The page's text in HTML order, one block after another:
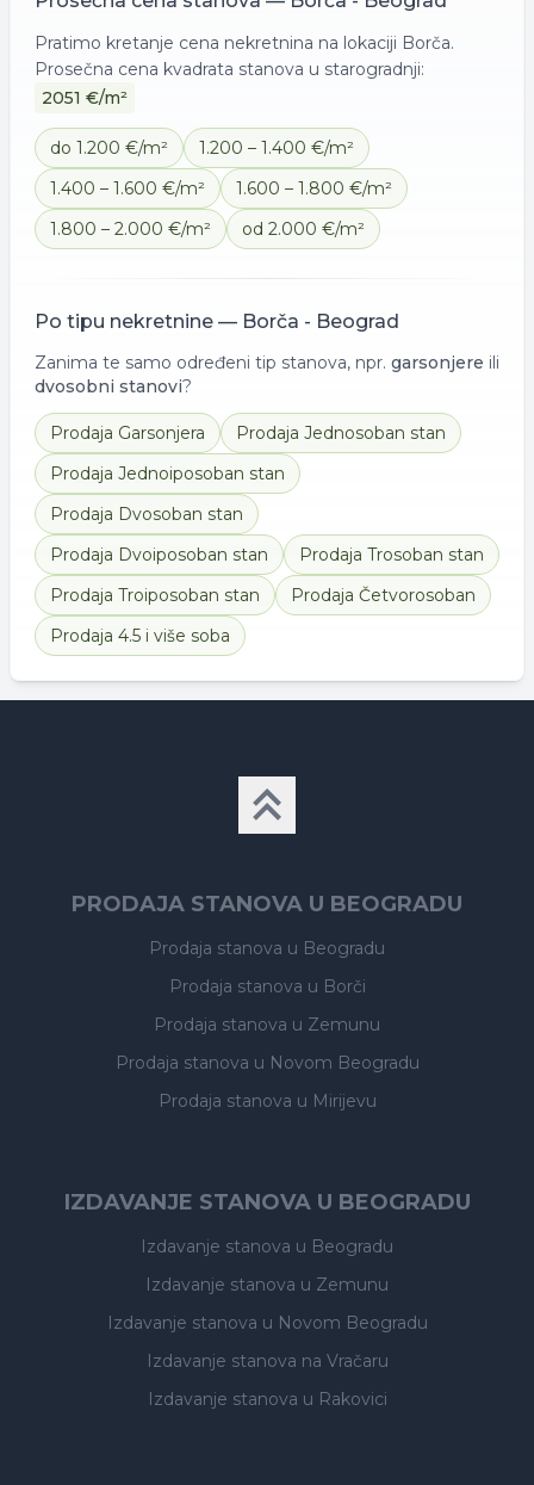
Pratimo kretanje cena nekretnina na lokaciji Borča.
Prosečna cena kvadrata stanova u starogradnji:
2051 €/m²
do 1.200 €/m²
1.200 – 1.400 €/m²
1.400 – 1.600 €/m²
1.600 – 1.800 €/m²
1.800 – 2.000 €/m²
od 2.000 €/m²
Po tipu nekretnine — Borča - Beograd
Zanima te samo određeni tip stanova, npr. garsonjere ili
dvosobni stanovi?
Prodaja Garsonjera Prodaja Jednosoban stan
Prodaja Jednoiposoban stan
Prodaja Dvosoban stan
Prodaja Dvoiposoban stan Prodaja Trosoban stan
Prodaja Troiposoban stan Prodaja Četvorosoban
Prodaja 4.5 i više soba
PRODAJA STANOVA U BEOGRADU
Prodaja stanova u Beogradu
Prodaja stanova u Borči
Prodaja stanova u Zemunu
Prodaja stanova u Novom Beogradu
Prodaja stanova u Mirijevu
IZDAVANJE STANOVA U BEOGRADU
Izdavanje stanova u Beogradu
Izdavanje stanova u Zemunu
Izdavanje stanova u Novom Beogradu
Izdavanje stanova na Vračaru
Izdavanje stanova u Rakovici